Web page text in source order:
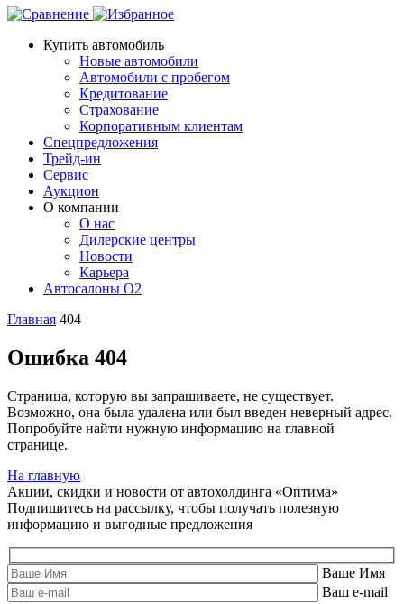
Купить автомобиль
Новые автомобили
Автомобили с пробегом
Кредитование
Страхование
Корпоративным клиентам
Спецпредложения
Трейд-ин
Сервис
Аукцион
О компании
О нас
Дилерские центры
Новости
Карьера
Автосалоны O2
Главная 404
Ошибка 404
Страница, которую вы запрашиваете, не существует.
Возможно, она была удалена или был введен неверный адрес.
Попробуйте найти нужную информацию на главной
странице.
На главную
Акции, скидки и новости от автохолдинга «Оптима»
Подпишитесь на рассылку, чтобы получать полезную
информацию и выгодные предложения
Ваше Имя
Ваш e-mail